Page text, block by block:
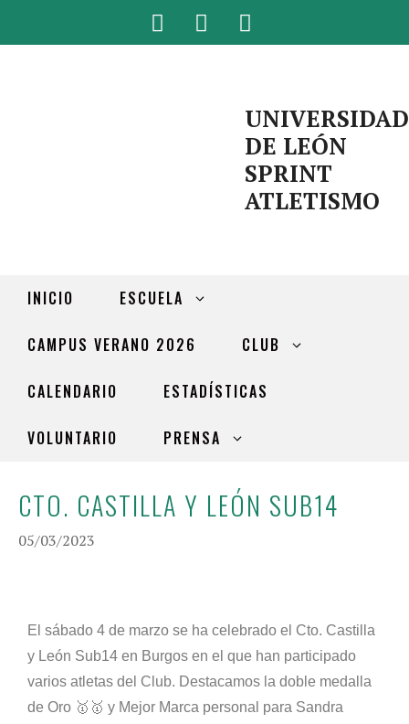
UNIVERSIDAD
DE LEÓN
SPRINT
ATLETISMO
INICIO ESCUELA
CAMPUS VERANO 2026 CLUB
CALENDARIO ESTADÍSTICAS
VOLUNTARIO PRENSA
CTO. CASTILLA Y LEÓN SUB14
05/03/2023
El sábado 4 de marzo se ha celebrado el Cto. Castilla
y León Sub14 en Burgos en el que han participado
varios atletas del Club. Destacamos la doble medalla
de Oro 🥇🥇 y Mejor Marca personal para Sandra